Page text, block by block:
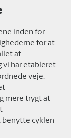
inden for
for at
af
vi har etableret
veje.
mere trygt at
benytte cyklen